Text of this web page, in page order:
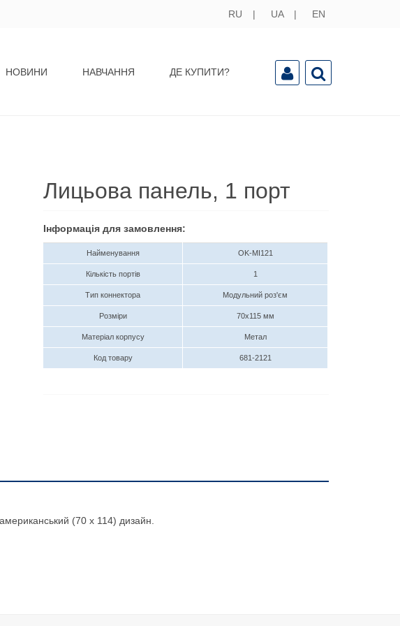
RU UA EN
НОВИНИ НАВЧАННЯ ДЕ КУПИТИ?
Лицьова панель, 1 порт
Інформація для замовлення:
Найменування OK-MI121
Кількість портів 1
Тип коннектора Модульний роз'єм
Розміри 70х115 мм
Матеріал корпусу Метал
Код товару 681-2121
(70 x 114) дизайн.